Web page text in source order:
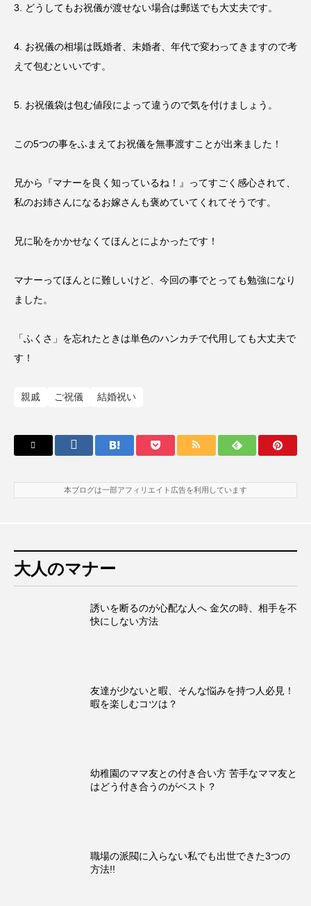
3. どうしてもお祝儀が渡せない場合は郵送でも大丈夫です。
4. お祝儀の相場は既婚者、未婚者、年代で変わってきますので考
えて包むといいです。
5. お祝儀袋は包む値段によって違うので気を付けましょう。
この5つの事をふまえてお祝儀を無事渡すことが出来ました！
兄から『マナーを良く知っているね！』ってすごく感心されて、
私のお姉さんになるお嫁さんも褒めていてくれてそうです。
兄に恥をかかせなくてほんとによかったです！
マナーってほんとに難しいけど、今回の事でとっても勉強になり
ました。
「ふくさ」を忘れたときは単色のハンカチで代用しても大丈夫で
す！
親戚 ご祝儀 結婚祝い
本ブログは一部アフィリエイト広告を利用しています
大人のマナー
誘いを断るのが心配な人へ 金欠の時、相手を不
快にしない方法
友達が少ないと暇、そんな悩みを持つ人必見！
暇を楽しむコツは？
幼稚園のママ友との付き合い方 苦手なママ友と
はどう付き合うのがベスト？
職場の派閥に入らない私でも出世できた3つの
方法!!